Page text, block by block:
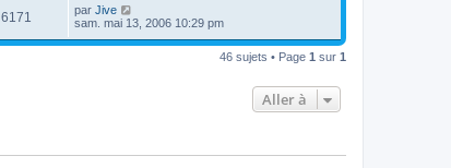
s
a
g
e
m
e
s
s
i
e
r
6171
u
D
e
n
a
par Jive
sam. mai 13, 2006 10:29 pm
46 sujets • Page 1 sur 1
Aller à